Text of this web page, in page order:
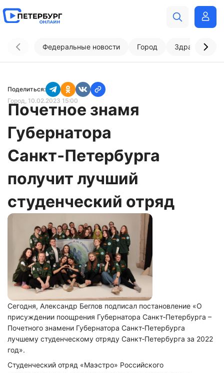
Федеральные новости Город
Поделиться:
Город, 10.02.2023 15:00
Почетное знамя
Губернатора
Санкт‑Петербурга
получит лучший
студенческий отряд
Сегодня, Александр Беглов подписал постановление «О
присуждении поощрения Губернатора Санкт‑Петербурга –
Почетного знамени Губернатора Санкт‑Петербурга
лучшему студенческому отряду Санкт‑Петербурга за 2022
год».
Студенческий отряд «Маэстро» Российского